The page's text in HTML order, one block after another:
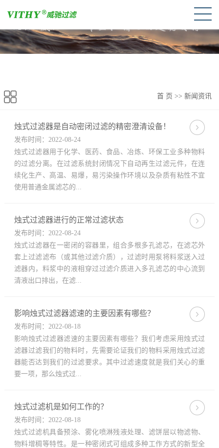
首 页 >> 新闻资讯
烛式过滤器是自动密闭过滤的精密澄清设备！
发布时间：2022-08-24
烛式过滤器用于化学、医药、食品、冶炼、环保工业多种物料
的过滤分离。在过滤系统封闭情况下自动再生过滤元件，在连
续化生产、高温、易爆，易污染操作环境以及杂质有粘性不宜
使用普通金属滤芯的...
烛式过滤器进行的正常过滤状态
发布时间：2022-08-24
烛式过滤器在一密闭的容器里，组合多根多孔滤芯，在滤芯外
套上过滤滤布（或其他过滤介质），过滤时用泵将料浆送入过
滤器内，料浆中的液相穿过过滤介质进入多孔滤芯的中心流到
清液出口排出，在滤...
影响烛式过滤器滤速的主要因素有哪些？
发布时间：2022-08-18
影响烛式过滤器滤速的主要因素有哪些？我们考虑采用烛式过
滤器过滤我们的物料时，先需要论证我们的物料采用烛式过滤
器能否达到我们的过滤要求。其中过滤速度就是我们关心的重
要一项，那么烛式过...
烛式过滤机是如何工作的？
发布时间：2022-08-18
烛式过滤机具备预涂、雾化喷淋残液处理、滤饼层以物滤物、
物料增稠等特性。是一种密闭式可组成多种工作方式的新型全